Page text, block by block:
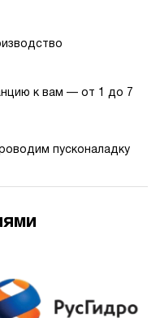
к вам — от 1 до 7
пусконаладку